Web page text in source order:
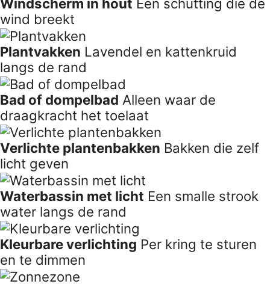
Antwerpen
03 Materialen
Materialen
Materialen voor een dakterras die zon,
regen en wind verdragen.